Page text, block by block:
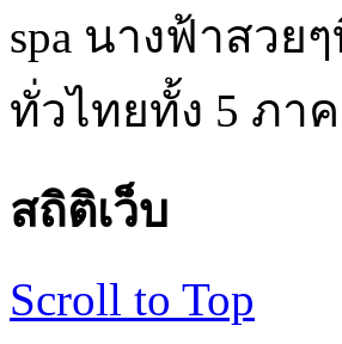
spa นางฟ้าสวย
ทั่วไทยทั้ง 5 ภาค
สถิติเว็บ
Scroll to Top